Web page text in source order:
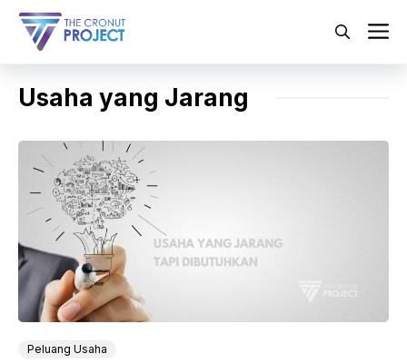
Langsung
Usaha yang Jarang
Peluang Usaha